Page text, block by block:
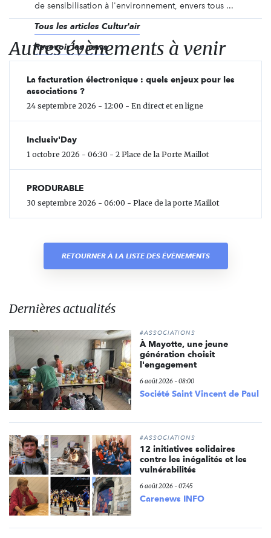
de sensibilisation à l'environnement, envers tous ...
Tous les articles Cultur'air
Recevoir les news
Autres évènements à venir
La facturation électronique : quels enjeux pour les
associations ?
24 septembre 2026 - 12:00 - En direct et en ligne
Inclusiv'Day
1 octobre 2026 - 06:30 - 2 Place de la Porte Maillot
PRODURABLE
30 septembre 2026 - 06:00 - Place de la porte Maillot
RETOURNER À LA LISTE DES ÉVÈNEMENTS
Dernières actualités
#ASSOCIATIONS
À Mayotte, une jeune
génération choisit
l'engagement
6 août 2026 - 08:00
Société Saint Vincent de Paul
#ASSOCIATIONS
12 initiatives solidaires
contre les inégalités et les
vulnérabilités
6 août 2026 - 07:45
Carenews INFO